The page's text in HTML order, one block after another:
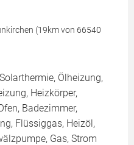
(19km von 66540
Ölheizung,
Heizkörper,
Badezimmer,
Flüssiggas, Heizöl,
Gas, Strom